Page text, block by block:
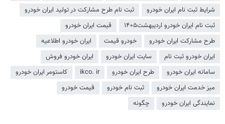
شرایط ثبت نام ایران خودرو
ثبت نام طرح مشارکت در تولید ایران خودرو
ثبت نام ایران خودرو اردیبهشت۱۴۰۵
قیمت ایران خودرو
طرح مشارکت ایران خودرو
خودرو قیمت
ایران خودرو اطلاعیه
ایران خودرو ثبت نام
سایت ایران خودرو
ایران خودرو فروش
سامانه ایران خودرو
طرح ایران خودرو ikco. ir
کاستومر ایران خودرو
میز خدمت ایران خودرو
ثبت نام خودرو
قیمت خودرو
نمایندگی ایران خودرو
چگونه